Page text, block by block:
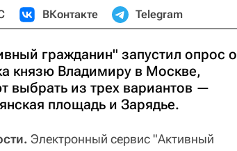
ВКонтакте Telegram
гражданин" запустил опрос о
князю Владимиру в Москве,
выбрать из трех вариантов —
площадь и Зарядье.
Электронный сервис "Активный